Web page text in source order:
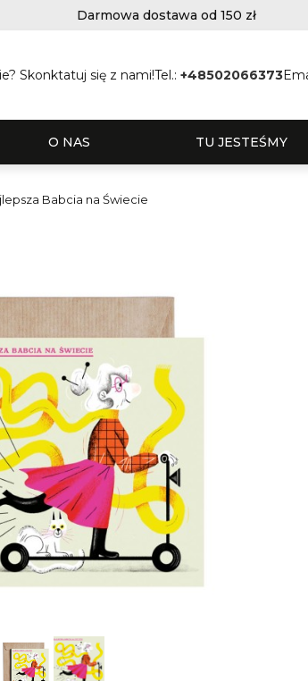
Darmowa dostawa od 150 zł
Skonktatuj się z nami!Tel.:+48502066373
O NAS TU JESTEŚMY
Babcia na Świecie